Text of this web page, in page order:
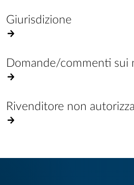
Giurisdizione
Domande/commenti sui
Rivenditore non